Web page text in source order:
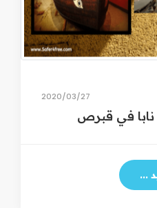
27‏/03‏/2020
نابا في قبرص
...